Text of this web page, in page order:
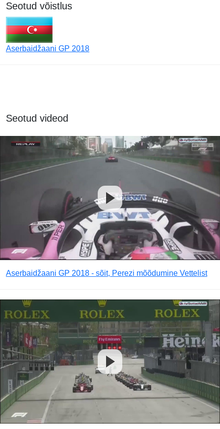
Seotud võistlus
Aserbaidžaani GP 2018
Seotud videod
Aserbaidžaani GP 2018 - sõit, Perezi mõõdumine Vettelist